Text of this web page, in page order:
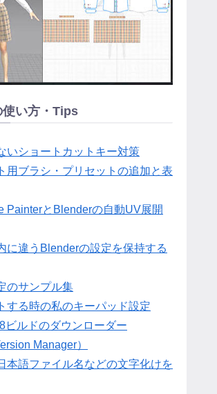
い方・Tips
いショートカットキー対策
用ブラシ・プリセットの追加と表
PainterとBlenderの自動UV展開
に違うBlenderの設定を保持する
のサンプル集
する時の私のキーパッド設定
ビルドのダウンローダー
Manager）
本語ファイル名などの文字化けを